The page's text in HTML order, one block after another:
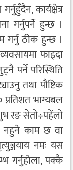
कार्यक्षेत्र
गर्नुपर्ने हुन्छ ।
ठीक हुन्छ ।
फाइदा
पर्ने परिस्थिति
तथा पौष्टिक
भाग्यबल
रङ सेतो÷पहेंलो
नहुने काम छ वा
नमः यस
गर्नुहोला, पक्कै